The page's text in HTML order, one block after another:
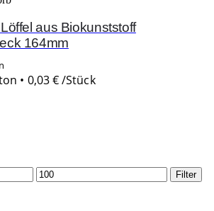
aus Biokunststoff
164mm
• 0,03€/Stück
Filter